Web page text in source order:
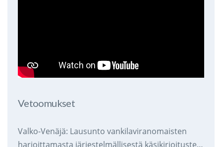
Vetoomukset
Valko-Venäjä: Lausunto vankilaviranomaisten
harjoittamasta järjestelmällisestä käsikirjoitusten